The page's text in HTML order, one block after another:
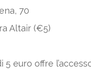
70
Altair (€5)
5 euro offre